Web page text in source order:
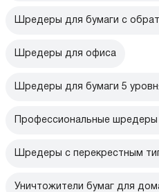
Шредеры для бумаги с
Шредеры для офиса
Шредеры для бумаги 5
Профессиональные шредеры
Шредеры с перекрестным
Уничтожители бумаг для